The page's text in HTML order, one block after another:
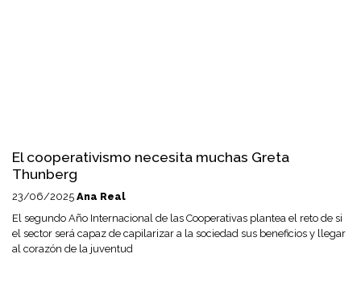
El cooperativismo necesita muchas Greta
Thunberg
23/06/2025 Ana Real
El segundo Año Internacional de las Cooperativas plantea el reto de si
el sector será capaz de capilarizar a la sociedad sus beneficios y llegar
al corazón de la juventud